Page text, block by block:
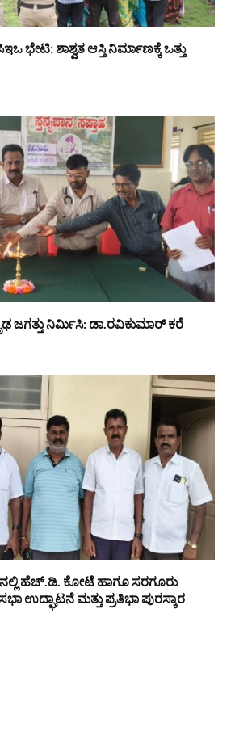
ಭೇಟಿ: ಶಾಶ್ವತ ಆಸ್ತಿ ನಿರ್ಮಾಣಕ್ಕೆ ಒತ್ತು
ಜಗತ್ತು ನಿರ್ಮಿಸಿ: ಡಾ.ರವಿಕುಮಾರ್ ಕರೆ
ಹೆಚ್.ಡಿ. ಕೋಟೆ ಹಾಗೂ ಸರಗೂರು
ಉದ್ಘಾಟನೆ ಮತ್ತು ಪ್ರತಿಭಾ ಪುರಸ್ಕಾರ